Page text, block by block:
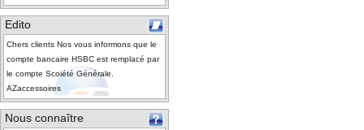
Edito
Chers clients Nos vous informons que le
compte bancaire HSBC est remplacé par
le compte Scoiété Générale.
AZaccessoires
Nous connaître